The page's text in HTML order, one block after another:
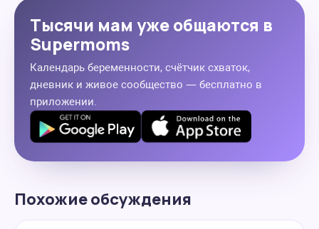
Тысячи мам уже общаются в
Supermoms
Календарь беременности, счётчик схваток,
дневник и живое сообщество — бесплатно в
приложении.
Похожие обсуждения